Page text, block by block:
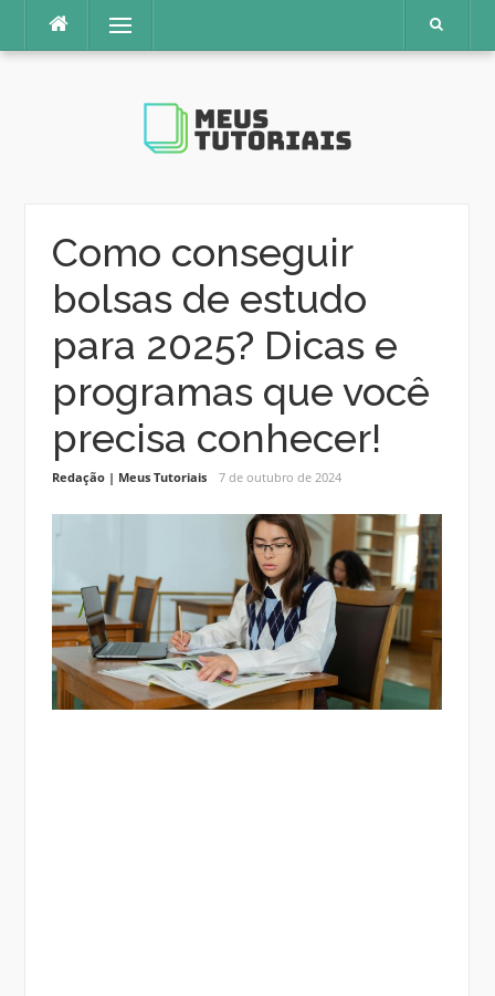
o
Menu
Como conseguir
bolsas de estudo
para 2025? Dicas e
programas que você
precisa conhecer!
Redação | Meus Tutoriais 7 de outubro de 2024